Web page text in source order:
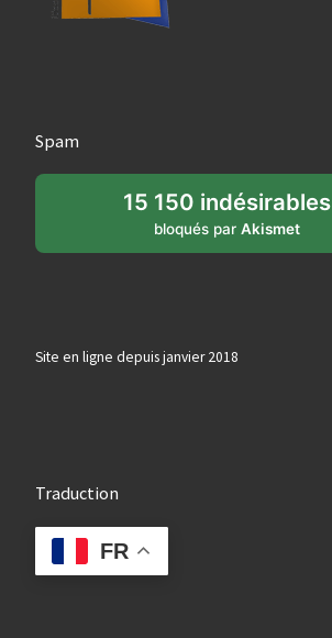
Spam
15 150 indésirables
bloqués parAkismet
Site en ligne depuis janvier 2018
Traduction
FR